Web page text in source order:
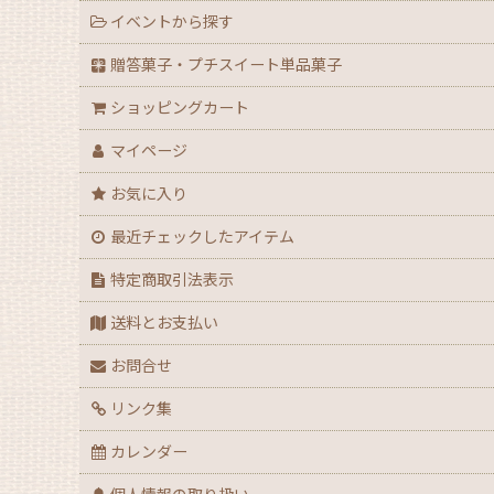
【アウトレット】ハロウィン
【クリスマス】ノエル箱
【クリスマス】シュトーレン（箱・袋）
【クリスマス】★全力応援！X’masグッズ
【アウトレット】クリスマス
イベントから探す
贈答菓子・プチスイート単品菓子
ショッピングカート
マイページ
お気に入り
最近チェックしたアイテム
特定商取引法表示
送料とお支払い
お問合せ
リンク集
カレンダー